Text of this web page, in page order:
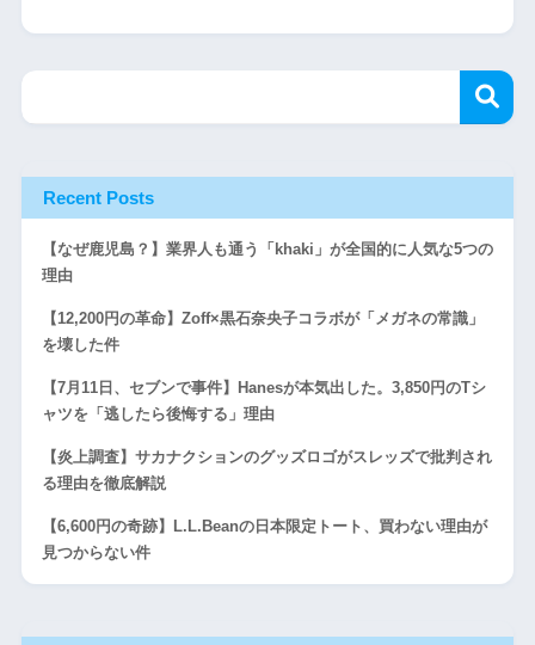
Recent Posts
【なぜ鹿児島？】業界人も通う「khaki」が全国的に人気な5つの
理由
【12,200円の革命】Zoff×黒石奈央子コラボが「メガネの常識」
を壊した件
【7月11日、セブンで事件】Hanesが本気出した。3,850円のTシ
ャツを「逃したら後悔する」理由
【炎上調査】サカナクションのグッズロゴがスレッズで批判され
る理由を徹底解説
【6,600円の奇跡】L.L.Beanの日本限定トート、買わない理由が
見つからない件